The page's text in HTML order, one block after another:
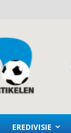
EREDIVISIE